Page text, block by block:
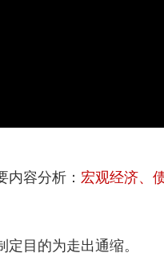
内容分析： 宏观经济、
定目的为走出通缩。